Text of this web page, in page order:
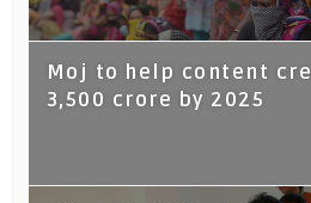
Moj to help content
3,500 crore by 2025